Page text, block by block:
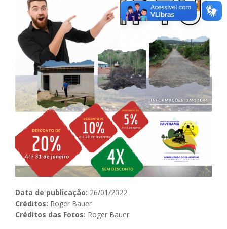
Data de publicação: 26/01/2022
Créditos: Roger Bauer
Créditos das Fotos: Roger Bauer